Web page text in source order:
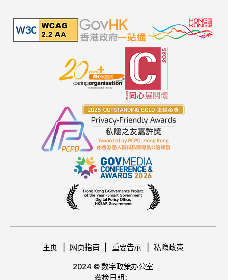
主页 网页指南 重要告示
私隐政策
2024 © 数字政策办公室
覆检日期：